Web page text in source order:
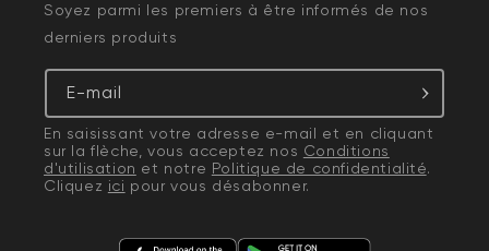
Soyez parmi les premiers à être informés de nos
derniers produits
E-mail
En saisissant votre adresse e-mail et en cliquant
sur la flèche, vous acceptez nos Conditions
d'utilisation et notre Politique de confidentialité.
Cliquez ici pour vous désabonner.